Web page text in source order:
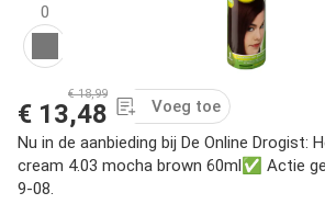
0
€ 18,99
€ 13,48
Voeg toe
Nu in de aanbieding bij De Online Drogist:
cream 4.03 mocha brown 60ml✅ Actie
9-08.